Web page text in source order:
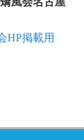
HP掲載用